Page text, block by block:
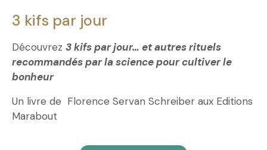
3 kifs par jour
Découvrez 3 kifs par jour… et autres rituels
recommandés par la science pour cultiver le
bonheur
Un livre de Florence Servan Schreiber aux Editions
Marabout